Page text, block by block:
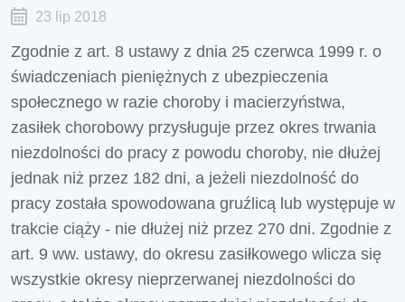
23 lip 2018
Zgodnie z art. 8 ustawy z dnia 25 czerwca 1999 r. o
świadczeniach pieniężnych z ubezpieczenia
społecznego w razie choroby i macierzyństwa,
zasiłek chorobowy przysługuje przez okres trwania
niezdolności do pracy z powodu choroby, nie dłużej
jednak niż przez 182 dni, a jeżeli niezdolność do
pracy została spowodowana gruźlicą lub występuje w
trakcie ciąży - nie dłużej niż przez 270 dni. Zgodnie z
art. 9 ww. ustawy, do okresu zasiłkowego wlicza się
wszystkie okresy nieprzerwanej niezdolności do